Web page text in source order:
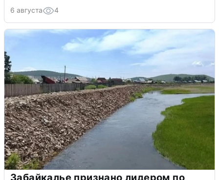
6 августа 4
Забайкалье признано лидером по